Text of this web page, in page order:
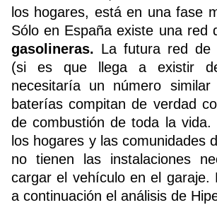
los hogares, está en una fase
Sólo en España existe una red
gasolineras. La futura red de
(si es que llega a existir
necesitaría un número
baterías compitan de verdad
de combustión de toda la vida.
los hogares y las comunidades
no tienen las instalaciones
cargar el vehículo en el garaje.
a continuación el análisis de